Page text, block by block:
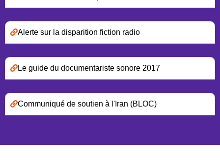
Alerte sur la disparition fiction radio
Le guide du documentariste sonore 2017
Communiqué de soutien à l'Iran (BLOC)